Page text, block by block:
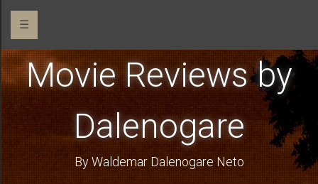
☰
Movie Reviews by
Dalenogare
By Waldemar Dalenogare Neto